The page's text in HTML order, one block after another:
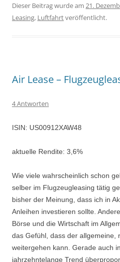
Dieser Beitrag wurde am 21.
Leasing, Luftfahrtveröffentlicht.
Air Lease –
4 Antworten
ISIN: US00912XAW48
aktuelle Rendite: 3,6%
Wie viele wahrscheinlich schon
selber im Flugzeugleasing tätig
bisher der Meinung, dass ich in
Anleihen investieren sollte.
Börse und die Wirtschaft im
das Gefühl, dass der allgemeine,
weitergehen kann. Gerade auch
jahrzehntelange Trend